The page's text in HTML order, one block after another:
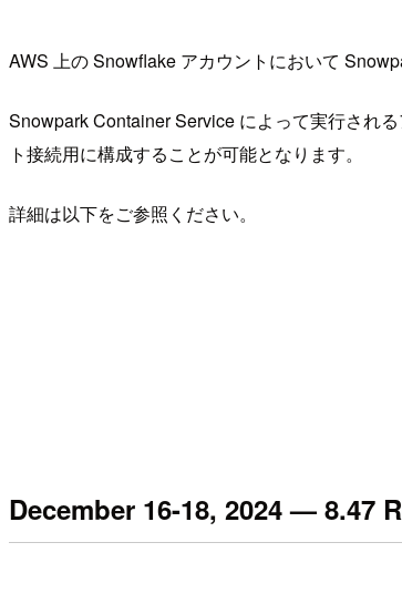
AWS 上の Snowflake アカウントにおいて
Snowpark Container Service によって実行され
ト接続用に構成することが可能となります。
詳細は以下をご参照ください。
December 16-18, 2024 — 8.47